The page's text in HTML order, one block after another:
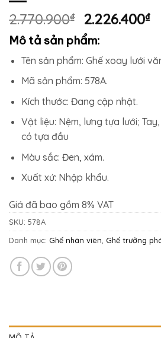
2.770.900₫
Giá
gốc
là:
2.770.900₫.
2.226.400₫
Mô tả sản phẩm:
Tên sản phẩm: Ghế xoay lưới
Mã sản phẩm: 578A.
Kích thước: Đang cập nhật.
Vật liệu: Nệm, lưng tựa lưới;
có tựa đầu
Màu sắc: Đen, xám.
Xuất xứ: Nhập khẩu.
Giá đã bao gồm 8% VAT
SKU: 578A
Danh mục: Ghế nhân viên, Ghế trưởng